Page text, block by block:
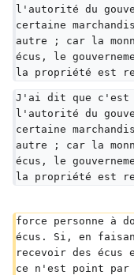
l'autorité du
certaine
autre ; car la
écus, le
la propriété est
J'ai dit que c'est
l'autorité du
certaine
autre ; car la
écus, le
la propriété est
force personne à
écus. Si, en
recevoir des écus
ce n'est point par